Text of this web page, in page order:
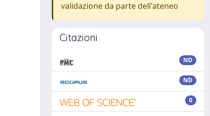
validazione da parte dell'ateneo
Citazioni
ND
ND
0